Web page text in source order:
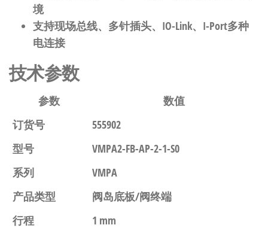
境
支持现场总线、多针插头、IO-Link、I-Port多种
电连接
技术参数
参数
数值
订货号
555902
型号
VMPA2-FB-AP-2-1-S0
系列
VMPA
产品类型
阀岛底板/阀终端
行程
1 mm